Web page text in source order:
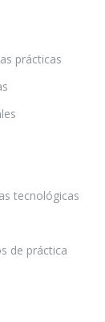
prácticas
tecnológicas
de práctica